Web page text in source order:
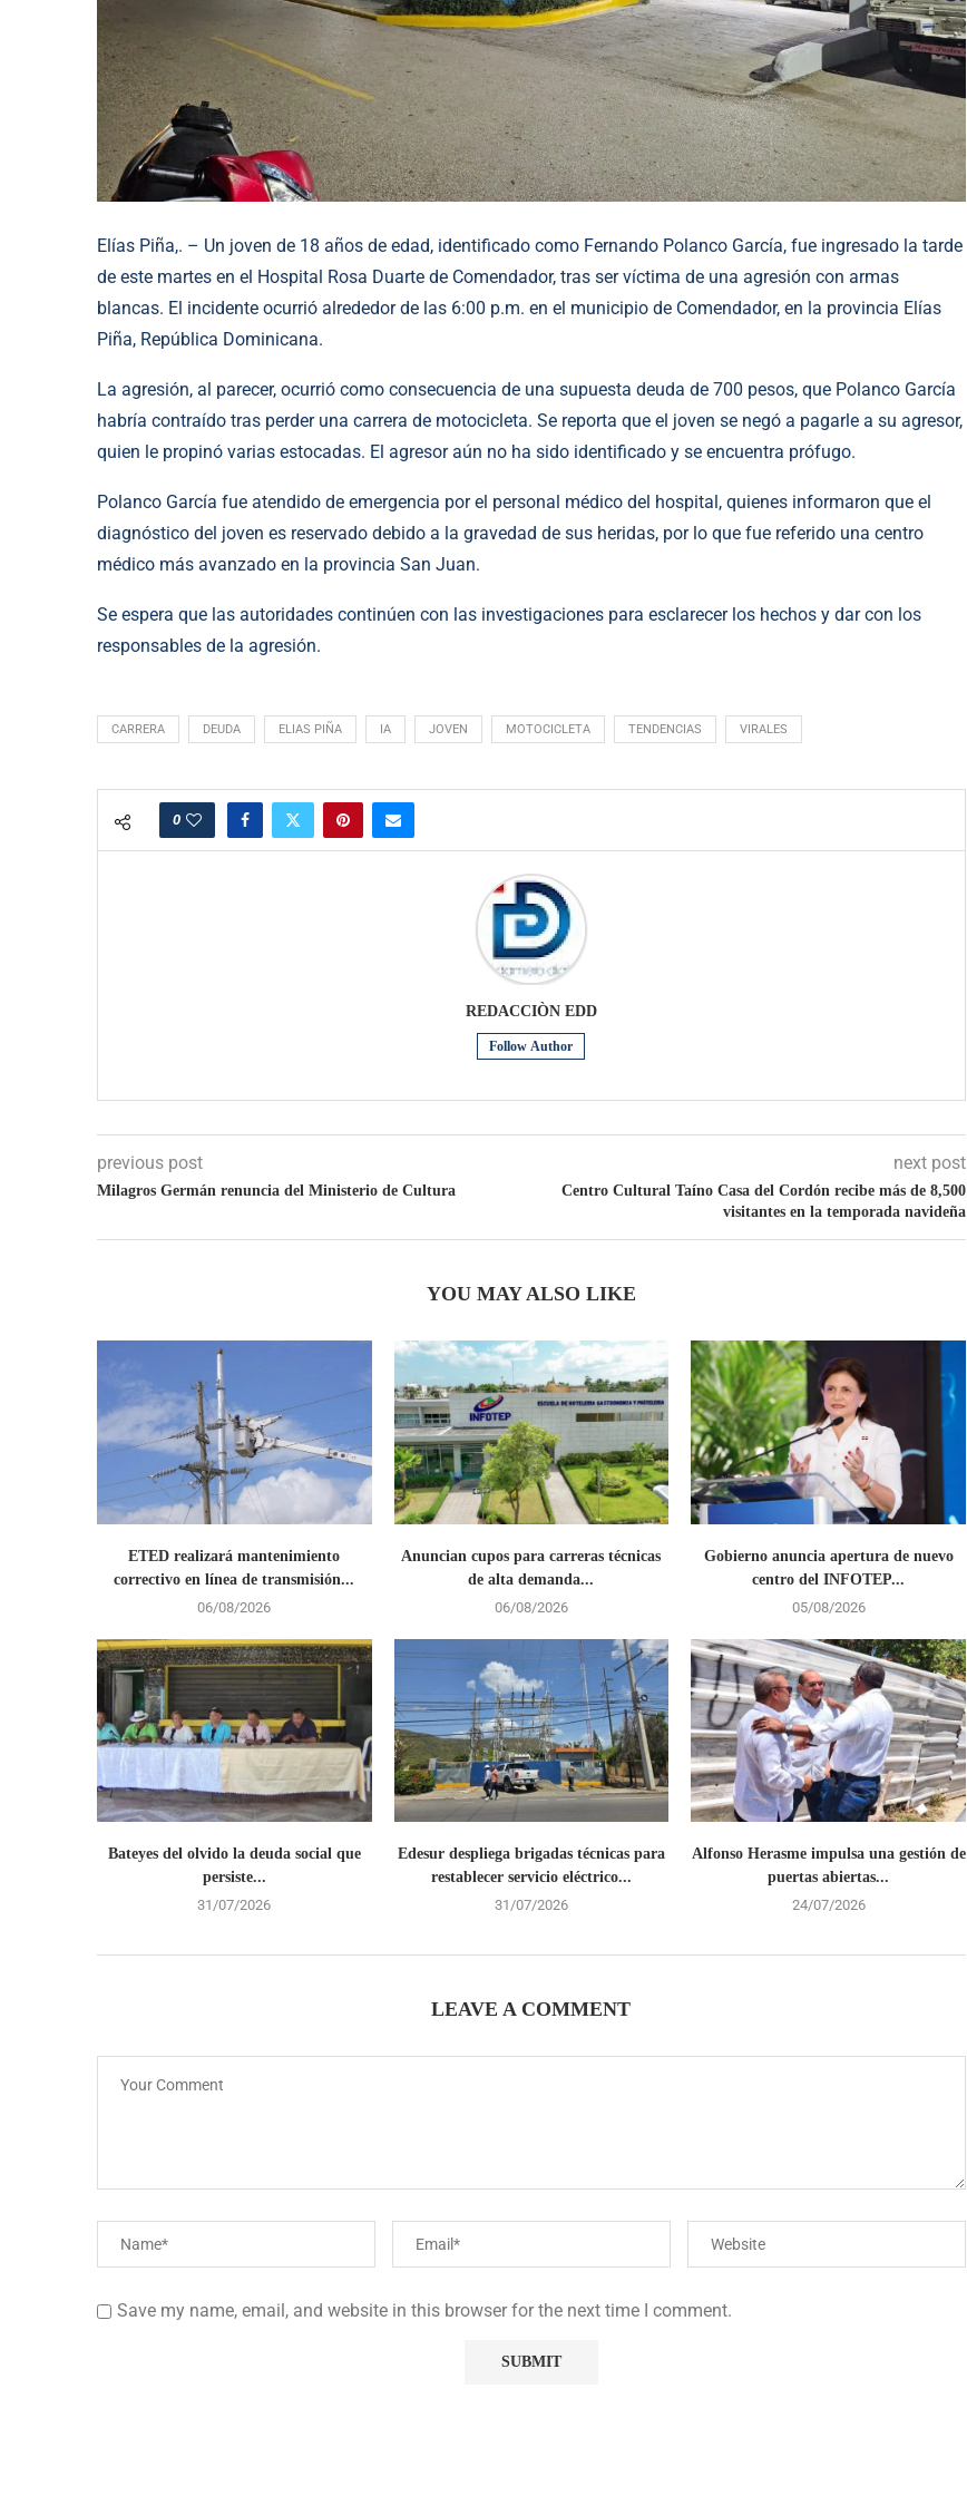
Elías Piña,. – Un joven de 18 años de edad, identificado como Fernando Polanco García, fue ingresado la tarde
de este martes en el Hospital Rosa Duarte de Comendador, tras ser víctima de una agresión con armas
blancas. El incidente ocurrió alrededor de las 6:00 p.m. en el municipio de Comendador, en la provincia Elías
Piña, República Dominicana.
La agresión, al parecer, ocurrió como consecuencia de una supuesta deuda de 700 pesos, que Polanco García
habría contraído tras perder una carrera de motocicleta. Se reporta que el joven se negó a pagarle a su agresor,
quien le propinó varias estocadas. El agresor aún no ha sido identificado y se encuentra prófugo.
Polanco García fue atendido de emergencia por el personal médico del hospital, quienes informaron que el
diagnóstico del joven es reservado debido a la gravedad de sus heridas, por lo que fue referido una centro
médico más avanzado en la provincia San Juan.
Se espera que las autoridades continúen con las investigaciones para esclarecer los hechos y dar con los
responsables de la agresión.
CARRERA DEUDA ELIAS PIÑA IA JOVEN MOTOCICLETA TENDENCIAS VIRALES
0
REDACCIÒN EDD
Follow Author
previous post
Milagros Germán renuncia del Ministerio de Cultura
next post
Centro Cultural Taíno Casa del Cordón recibe más de 8,500
visitantes en la temporada navideña
YOU MAY ALSO LIKE
ETED realizará mantenimiento
correctivo en línea de transmisión...
06/08/2026
Anuncian cupos para carreras técnicas
de alta demanda...
06/08/2026
Gobierno anuncia apertura de nuevo
centro del INFOTEP...
05/08/2026
Bateyes del olvido la deuda social que
persiste...
31/07/2026
Edesur despliega brigadas técnicas para
restablecer servicio eléctrico...
31/07/2026
Alfonso Herasme impulsa una gestión de
puertas abiertas...
24/07/2026
LEAVE A COMMENT
Save my name, email, and website in this browser for the next time I comment.